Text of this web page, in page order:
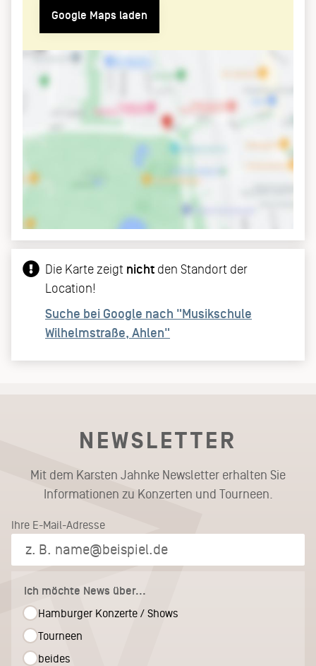
Google Maps laden
Die Karte zeigt nicht den Standort der
Location!
Suche bei Google nach "Musikschule
Wilhelmstraße, Ahlen"
NEWSLETTER
Mit dem Karsten Jahnke Newsletter erhalten Sie
Informationen zu Konzerten und Tourneen.
Ihre E-Mail-Adresse
Ich möchte News über...
Hamburger Konzerte / Shows
Tourneen
beides